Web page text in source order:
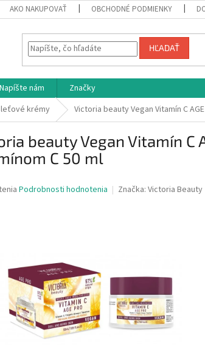
AKO NAKUPOVAŤ OBCHODNÉ PODMIENKY
HĽADAŤ
Napíšte nám
Značky
krémy
Victoria beauty Vegan Vitamín C
beauty Vegan Vitamín C
C 50 ml
Podrobnosti hodnotenia Značka: Victoria Beauty